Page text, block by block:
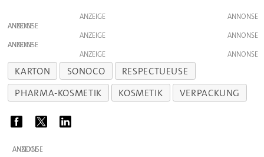
ANZEIGE
ANZEIGE
ANZEIGE
ANZEIGE
ANZEIGE
KARTON SONOCO
RESPECTUEUSE
PHARMA-KOSMETIK
KOSMETIK VERPACKUNG
ANZEIGE